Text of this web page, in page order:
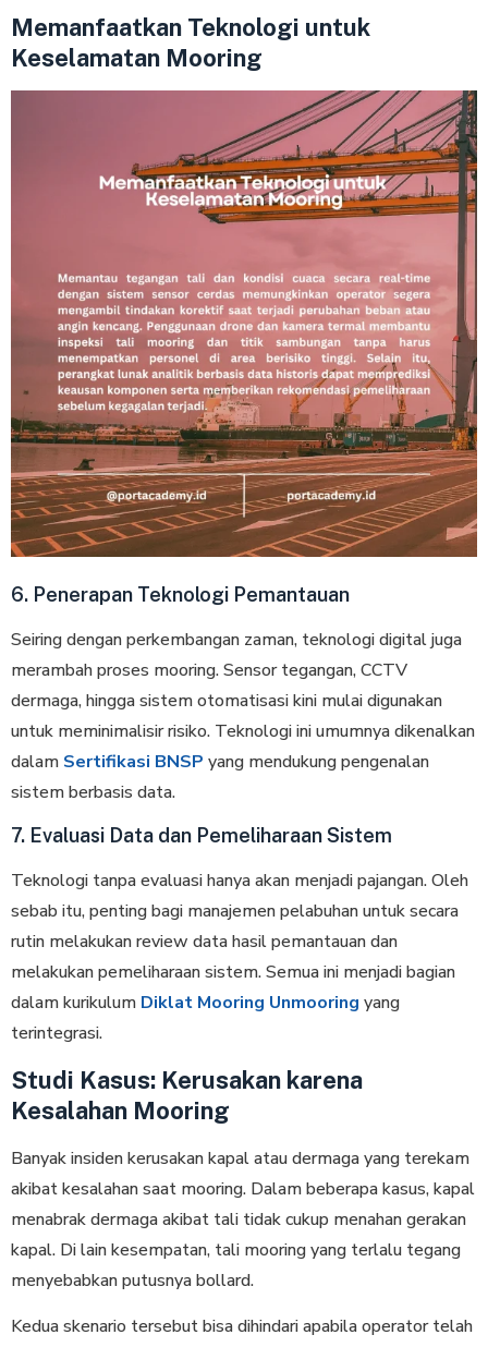
Memanfaatkan Teknologi untuk
Keselamatan Mooring
6. Penerapan Teknologi Pemantauan
Seiring dengan perkembangan zaman, teknologi digital juga
merambah proses mooring. Sensor tegangan, CCTV
dermaga, hingga sistem otomatisasi kini mulai digunakan
untuk meminimalisir risiko. Teknologi ini umumnya dikenalkan
dalam Sertifikasi BNSP yang mendukung pengenalan
sistem berbasis data.
7. Evaluasi Data dan Pemeliharaan Sistem
Teknologi tanpa evaluasi hanya akan menjadi pajangan. Oleh
sebab itu, penting bagi manajemen pelabuhan untuk secara
rutin melakukan review data hasil pemantauan dan
melakukan pemeliharaan sistem. Semua ini menjadi bagian
dalam kurikulum Diklat Mooring Unmooring yang
terintegrasi.
Studi Kasus: Kerusakan karena
Kesalahan Mooring
Banyak insiden kerusakan kapal atau dermaga yang terekam
akibat kesalahan saat mooring. Dalam beberapa kasus, kapal
menabrak dermaga akibat tali tidak cukup menahan gerakan
kapal. Di lain kesempatan, tali mooring yang terlalu tegang
menyebabkan putusnya bollard.
Kedua skenario tersebut bisa dihindari apabila operator telah